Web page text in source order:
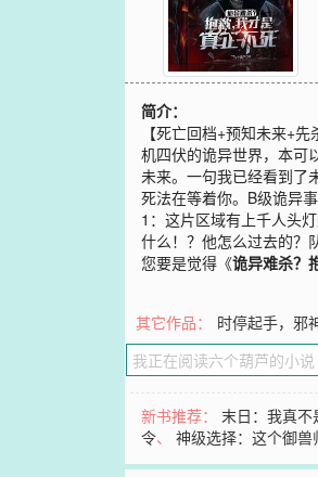
简介：
【死亡回档+预知未来+
机四伏的诡异世界，本可
未来。一句我已经看到了
死法在等着你。B级诡异
1：这片区域有上千人头
什么！？他怎么过去的？
您要是觉得《诡异难杀？
其它作品： 时停起手，邪
新书推荐：末日：我真不
令、神级选择：这个御